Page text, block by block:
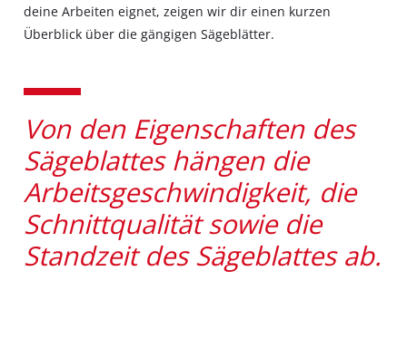
deine Arbeiten eignet, zeigen wir dir einen kurzen
Überblick über die gängigen Sägeblätter.
Von den Eigenschaften des
Sägeblattes hängen die
Arbeitsgeschwindigkeit, die
Schnittqualität sowie die
Standzeit des Sägeblattes ab.